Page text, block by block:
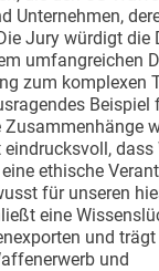
Unternehmen,
Jury würdigt die
umfangreichen
zum komplexen
ethische
für unseren
eine
und
und